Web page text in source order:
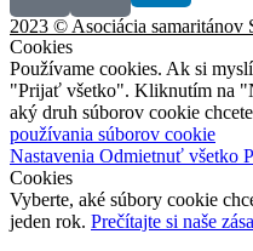
2023 © Asociácia samaritánov
Cookies
Používame cookies. Ak si
"Prijať všetko". Kliknutím na
aký druh súborov cookie
používania súborov cookie
Nastavenia Odmietnuť všetko
Cookies
Vyberte, aké súbory cookie
jeden rok. Prečítajte si naše